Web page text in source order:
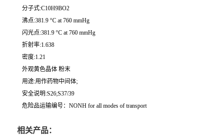
分子式:C10H9BO2
沸点:381.9 °C at 760 mmHg
闪光点:381.9 °C at 760 mmHg
折射率:1.638
密度:1.21
外观黄色晶体 粉末
用途:用作药物中间体;
安全说明:S26;S37/39
危险品运输编号：NONH for all modes of transport
相关产品：